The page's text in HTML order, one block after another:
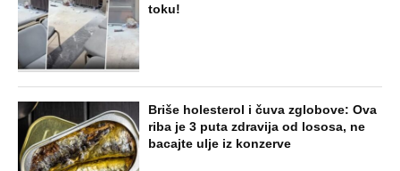
toku!
Briše holesterol i čuva zglobove: Ova
riba je 3 puta zdravija od lososa, ne
bacajte ulje iz konzerve